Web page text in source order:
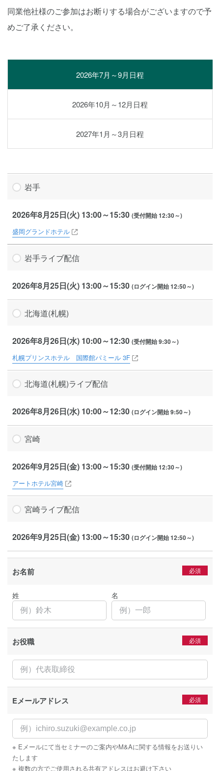
同業他社様のご参加はお断りする場合がございますので予
めご了承ください。
2026年7月～9月日程
2026年10月～12月日程
2027年1月～3月日程
岩手
2026年8月25日(火) 13:00～15:30 (受付開始 12:30～)
盛岡グランドホテル
岩手ライブ配信
2026年8月25日(火) 13:00～15:30 (ログイン開始 12:50～)
北海道(札幌)
2026年8月26日(水) 10:00～12:30 (受付開始 9:30～)
札幌プリンスホテル 国際館パミール 3F
北海道(札幌)ライブ配信
2026年8月26日(水) 10:00～12:30 (ログイン開始 9:50～)
宮崎
2026年9月25日(金) 13:00～15:30 (受付開始 12:30～)
アートホテル宮崎
宮崎ライブ配信
2026年9月25日(金) 13:00～15:30 (ログイン開始 12:50～)
お名前
姓 名
お役職
Eメールアドレス
※ Eメールにて当セミナーのご案内やM&Aに関する情報をお送りい
たします
※ 複数の方でご使用される共有アドレスはお避け下さい